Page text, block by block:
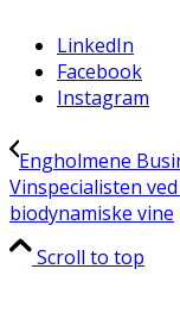
LinkedIn
Facebook
Instagram
Engholmene
Vinspecialisten
biodynamiske vine
Scroll to top